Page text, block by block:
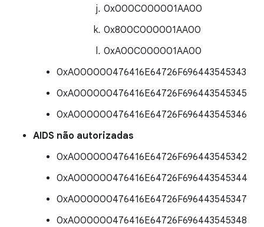
0x000C000001AA00
0x800C000001AA00
0xA00C000001AA00
0xA000000476416E64726F696443545343
0xA000000476416E64726F696443545345
0xA000000476416E64726F696443545346
AIDS não autorizadas
0xA000000476416E64726F696443545342
0xA000000476416E64726F696443545344
0xA000000476416E64726F696443545347
0xA000000476416E64726F696443545348